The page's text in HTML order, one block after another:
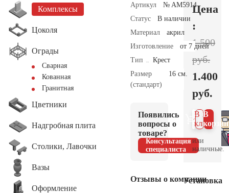
Комплексы
Цоколя
Ограды
Сварная
Кованная
Гранитная
Цветники
Надгробная плита
Столики, Лавочки
Вазы
Оформление
Артикул
№ AM5914
Статус
В наличии
Материал
акрил
Изготовление
от 7 дней
Тип
Крест
Размер
(стандарт)
16 см.
Появились
вопросы о
товаре?
Консультация
специалиста
Отзывы о компании
Цена
:
1.500
руб.
1.400
руб.
В
В 1
клик
или
наличные.
Установка